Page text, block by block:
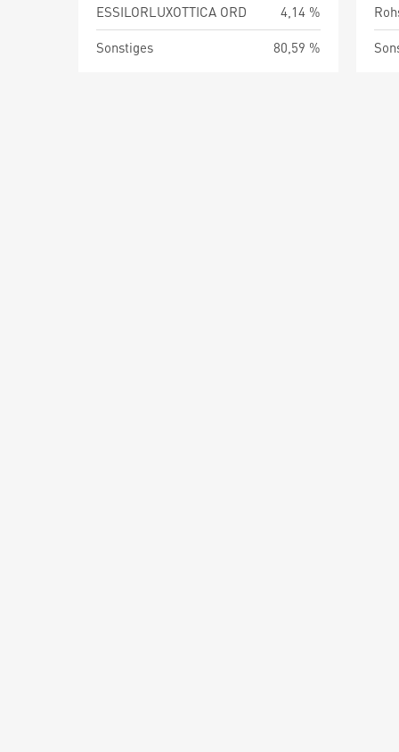
ESSILORLUXOTTICA ORD
4,14 %
Sonstiges
80,59 %